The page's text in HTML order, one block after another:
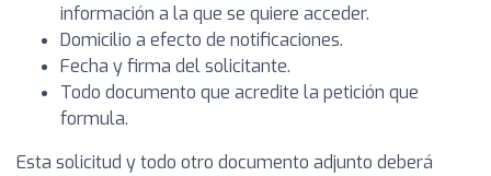
información a la que se quiere acceder.
Domicilio a efecto de notificaciones.
Fecha y firma del solicitante.
Todo documento que acredite la petición que
formula.
Esta solicitud y todo otro documento adjunto deberá